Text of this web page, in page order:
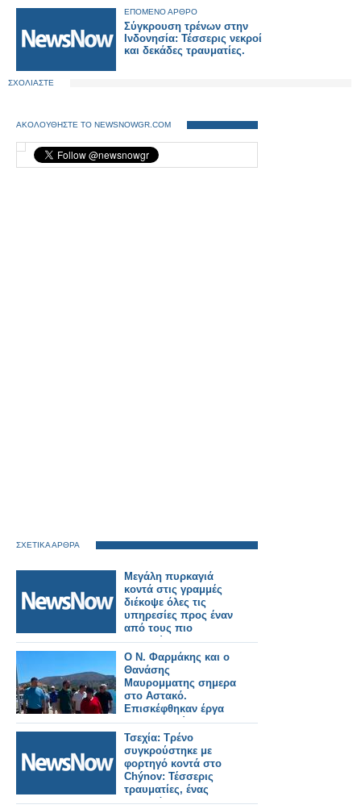
ΕΠΟΜΕΝΟ ΑΡΘΡΟ
Σύγκρουση τρένων στην
Ινδονησία: Τέσσερις νεκροί
και δεκάδες τραυματίες.
ΣΧΟΛΙΑΣΤΕ
ΑΚΟΛΟΥΘΗΣΤΕ ΤΟ NEWSNOWGR.COM
ΣΧΕΤΙΚΑ ΑΡΘΡΑ
Μεγάλη πυρκαγιά
κοντά στις γραμμές
διέκοψε όλες τις
υπηρεσίες προς έναν
από τους πιο
πολυσύχναστους
σιδηροδρομικούς
σταθμούς του
Λονδίνου.
Ο Ν. Φαρμάκης και ο
Θανάσης
Μαυρομματης σημερα
στο Αστακό.
Επισκέφθηκαν έργα
που εκτελούνται στην
περιοχή και
συναντήθηκαν με
φορείς και πολίτες
(φωτο-βιντεο)
Τσεχία: Τρένο
συγκρούστηκε με
φορτηγό κοντά στο
Chýnov: Τέσσερις
τραυματίες, ένας
σοβαρά.